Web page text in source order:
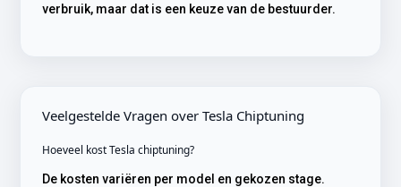
verbruik, maar dat is een keuze van de bestuurder.
Veelgestelde Vragen over Tesla Chiptuning
Hoeveel kost Tesla chiptuning?
De kosten variëren per model en gekozen stage.